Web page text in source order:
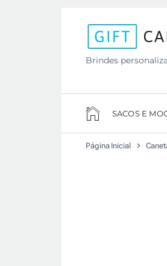
Brindes
SACOS E
Página Inicial